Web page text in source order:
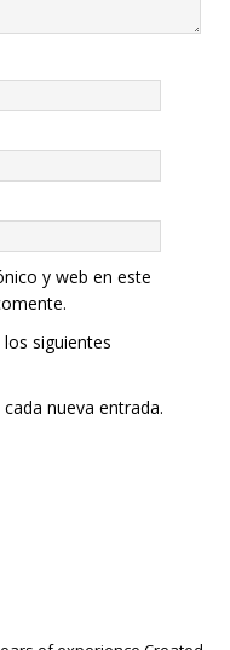
y web en este
siguientes
nueva entrada.